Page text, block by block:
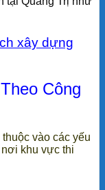
xây dựng
Công
vào các yếu
khu vực thi